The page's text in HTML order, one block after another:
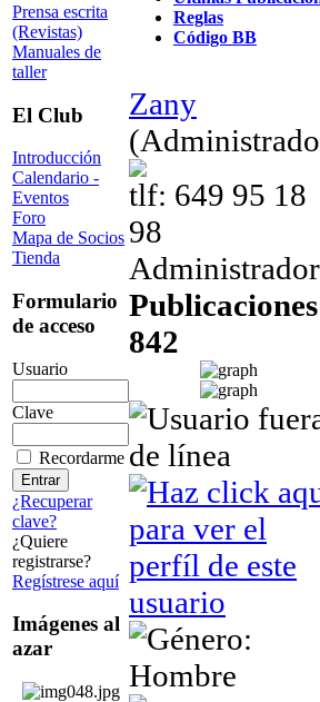
Prensa escrita
(Revistas)
Manuales de
taller
El Club
Introducción
Calendario -
Eventos
Foro
Mapa de Socios
Tienda
Formulario
de acceso
Usuario
Clave
Recordarme
¿Recuperar
clave?
¿Quiere
registrarse?
Regístrese aquí
Imágenes al
azar
Reglas
Código BB
Zany
tlf: 649 95 18
98
Administrador
842